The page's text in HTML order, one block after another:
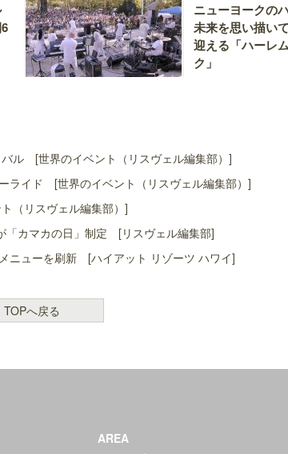
ニューヨークの
未来を思い描い
迎える「ハーレ
ク」
ル [世界のイベント（リスヴェル編集部）]
ライド [世界のイベント（リスヴェル編集部）]
（リスヴェル編集部）]
「カマカの日」制定 [リスヴェル編集部]
ニューを刷新 [ハイアット リゾーツ ハワイ]
TOPへ戻る
AREA